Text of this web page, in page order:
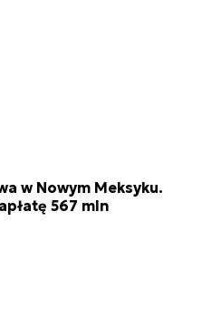
w Nowym Meksyku.
567 mln